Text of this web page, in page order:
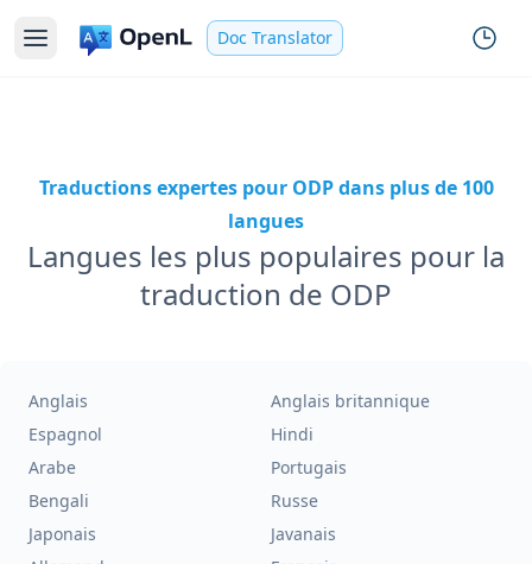
Doc Translator
Traductions expertes pour ODP dans plus de 100
langues
Langues les plus populaires pour la
traduction de ODP
Anglais
Anglais britannique
Espagnol
Hindi
Arabe
Portugais
Bengali
Russe
Japonais
Javanais